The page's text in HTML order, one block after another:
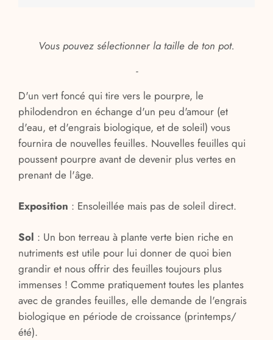
Vous pouvez sélectionner la taille de ton pot.
-
D'un vert foncé qui tire vers le pourpre, le
philodendron en échange d'un peu d'amour (et
d'eau, et d'engrais biologique, et de soleil) vous
fournira de nouvelles feuilles. Nouvelles feuilles qui
poussent pourpre avant de devenir plus vertes en
prenant de l'âge.
Exposition : Ensoleillée mais pas de soleil direct.
Sol : Un bon terreau à plante verte bien riche en
nutriments est utile pour lui donner de quoi bien
grandir et nous offrir des feuilles toujours plus
immenses ! Comme pratiquement toutes les plantes
avec de grandes feuilles, elle demande de l'engrais
biologique en période de croissance (printemps/
été).